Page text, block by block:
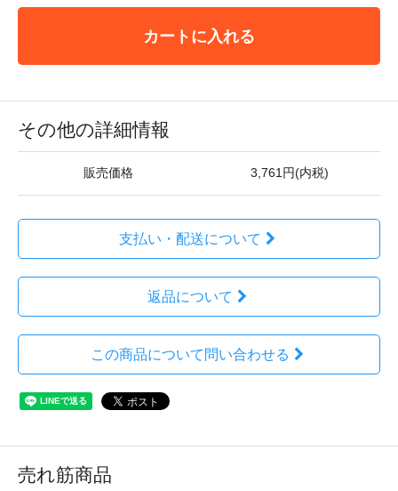
カートに入れる
その他の詳細情報
販売価格 3,761円(内税)
支払い・配送について
返品について
この商品について問い合わせる
売れ筋商品